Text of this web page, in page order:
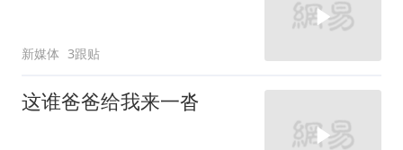
新媒体 3跟贴
这谁爸爸给我来一沓